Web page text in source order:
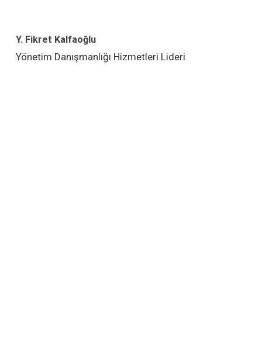
Y. Fikret Kalfaoğlu
Yönetim Danışmanlığı Hizmetleri Lideri